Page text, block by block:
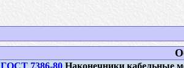
ГОСТ 7386-80Наконечники кабельные